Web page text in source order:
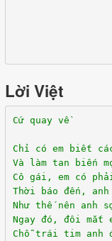
Lời Việt
Cứ quay về
Chỉ có em biết
Và làm tan biến
Cô gái, em có
Thời báo đến,
Như thế nên anh
Ngay đó, đôi mắt
Chỗ trái tim anh